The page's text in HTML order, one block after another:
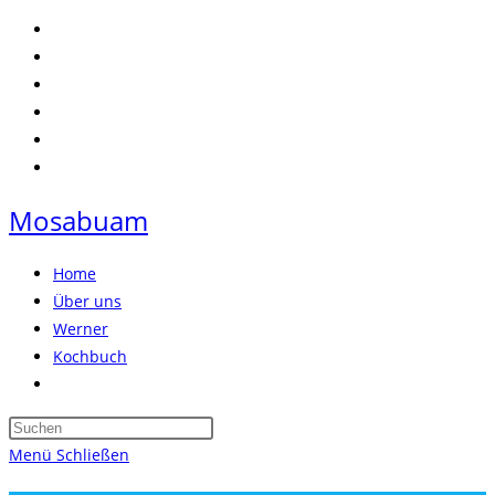
Zum
Inhalt
springen
Mosabuam
Home
Über uns
Werner
Kochbuch
umschalten
Press
Menü Schließen